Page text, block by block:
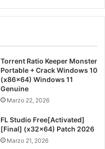
Torrent Ratio Keeper Monster
Portable + Crack Windows 10
(x86x64) Windows 11
Genuine
Marzo 22, 2026
FL Studio Free[Activated]
[Final] (x32x64) Patch 2026
Marzo 21, 2026